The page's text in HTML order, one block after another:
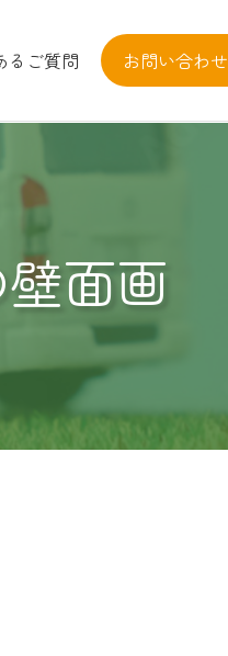
るご質問 お問い合わせ
面画